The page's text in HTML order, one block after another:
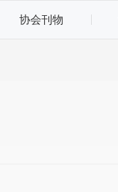
协会刊物